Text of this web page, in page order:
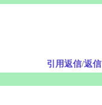
引用返信/返信